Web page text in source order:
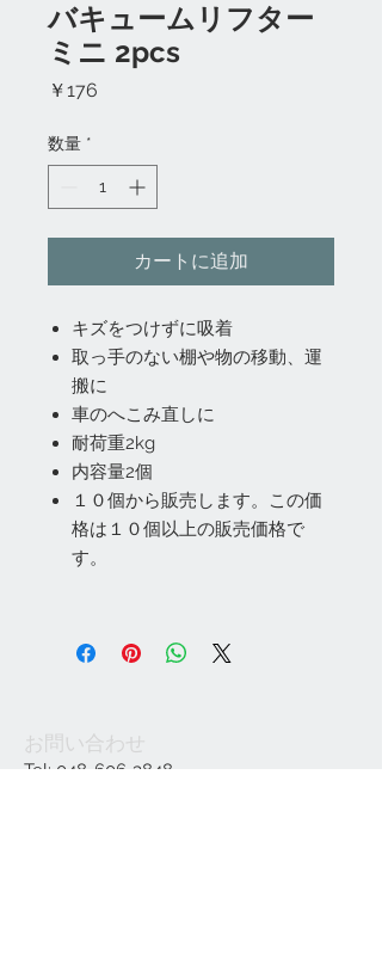
バキュームリフター
ミニ 2pcs
￥176
数量 *
カートに追加
キズをつけずに吸着
取っ手のない棚や物の移動、運
搬に
車のへこみ直しに
耐荷重2kg
内容量2個
１０個から販売します。この価
格は１０個以上の販売価格で
す。
お問い合わせ
Tel: 048-606-3848